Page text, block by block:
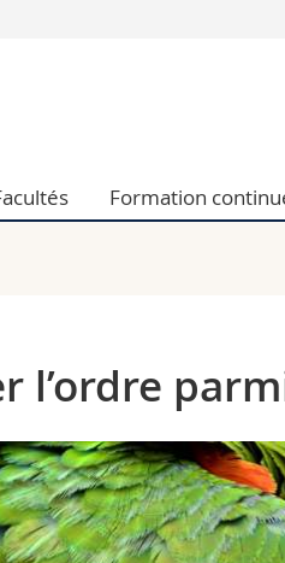
et de la formation
Formation